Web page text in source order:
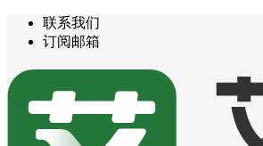
联系我们
订阅邮箱